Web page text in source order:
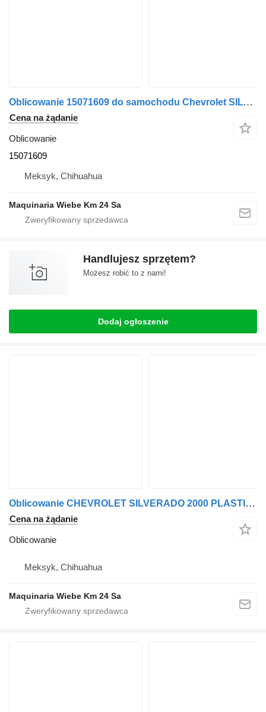
Oblicowanie 15071609 do samochodu Chevrolet SILVERADO 2000
Cena na żądanie
Oblicowanie
15071609
Meksyk, Chihuahua
Maquinaria Wiebe Km 24 Sa
Handlujesz sprzętem?
Możesz robić to z nami!
Dodaj ogłoszenie
Oblicowanie CHEVROLET SILVERADO 2000 PLASTIKOWA KABINA do samochodu Chevrolet SILVERADO 2000
Cena na żądanie
Oblicowanie
Meksyk, Chihuahua
Maquinaria Wiebe Km 24 Sa